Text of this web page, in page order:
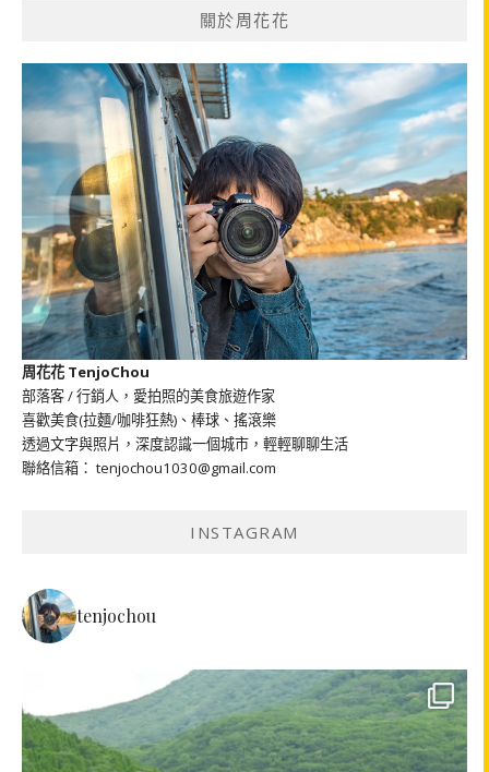
關於周花花
周花花 TenjoChou
部落客 / 行銷人，愛拍照的美食旅遊作家
喜歡美食(拉麵/咖啡狂熱)、棒球、搖滾樂
透過文字與照片，深度認識一個城市，輕輕聊聊生活
聯絡信箱： tenjochou1030@gmail.com
INSTAGRAM
tenjochou